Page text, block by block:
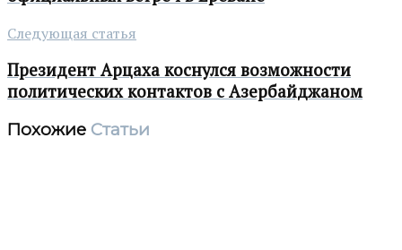
Следующая статья
Президент Арцаха коснулся возможности
политических контактов с Азербайджаном
Похожие Статьи